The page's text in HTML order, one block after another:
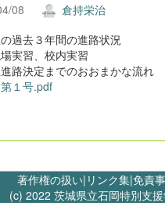
08
倉持栄治
過去３年間の進路状況
実習、校内実習
路決定までのおおまかな流れ
１号.pdf
著作権の扱い| リンク集|免責
(c) 2022 茨城県立石岡特別支